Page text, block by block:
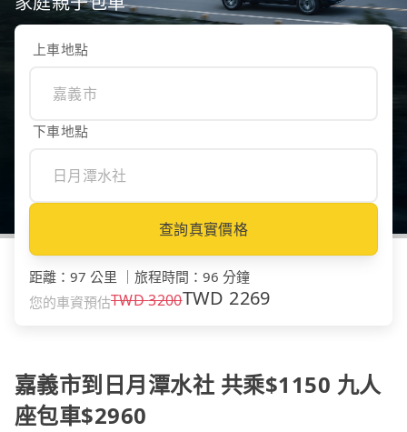
上車地點
下車地點
查詢真實價格
距離 ： 97 公里 旅程時間 ： 96 分鐘
您的車資預估TWD3200TWD 2269
嘉義市到日月潭水社 共乘$1150 九人
座包車$2960